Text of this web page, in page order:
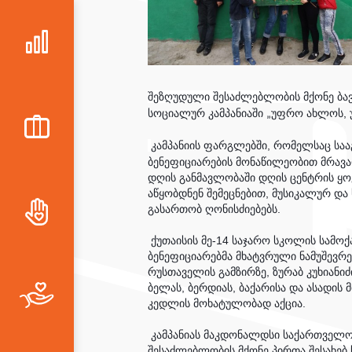
შეზღუდული შესაძლებლობის მქონე
სოციალურ კამპანიაში „უფრო ახლოს,
კამპანიის ფარგლებში, რომელსაც
ბენეფიციარების მონაწილეობით
დღის განმავლობაში დღის ცენტრის
აწყობდნენ შემეცნებით, მუსიკალურ
გასართობ ღონისძიებებს.
ქუთაისის მე-14 საჯარო სკოლის
ბენეფიციარებმა მხატვრული
რუსთაველის გამზირზე, ზურაბ
ბელას, ბერდიას, ბაქარისა და ასადის
კედლის მოხატულობად აქცია.
კამპანიას მაკდონალდსი